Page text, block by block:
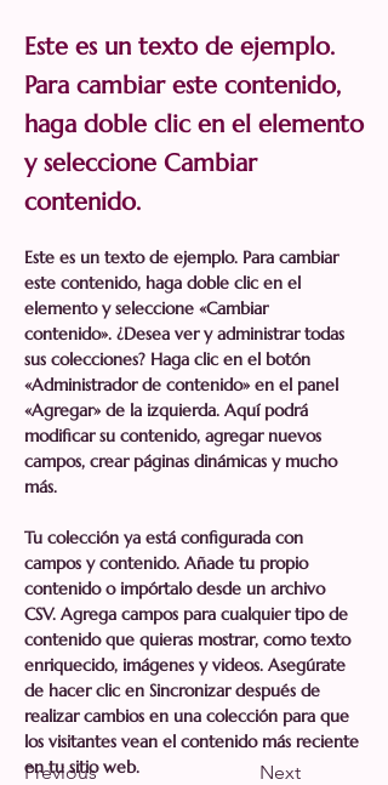
Este es un texto de ejemplo.
Para cambiar este contenido,
haga doble clic en el elemento
y seleccione Cambiar
contenido.
Previous Next
Este es un texto de ejemplo. Para cambiar
este contenido, haga doble clic en el
elemento y seleccione «Cambiar
contenido». ¿Desea ver y administrar todas
sus colecciones? Haga clic en el botón
«Administrador de contenido» en el panel
«Agregar» de la izquierda. Aquí podrá
modificar su contenido, agregar nuevos
campos, crear páginas dinámicas y mucho
más.
Tu colección ya está configurada con
campos y contenido. Añade tu propio
contenido o impórtalo desde un archivo
CSV. Agrega campos para cualquier tipo de
contenido que quieras mostrar, como texto
enriquecido, imágenes y videos. Asegúrate
de hacer clic en Sincronizar después de
realizar cambios en una colección para que
los visitantes vean el contenido más reciente
en tu sitio web.